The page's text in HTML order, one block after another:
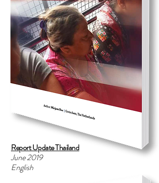
Report Update Thailand
June 2019
English